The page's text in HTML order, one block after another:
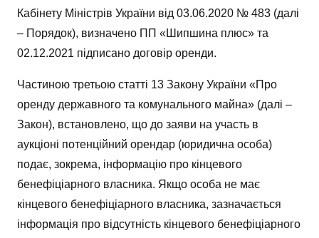
Кабінету Міністрів України від 03.06.2020 № 483 (далі
– Порядок), визначено ПП «Шипшина плюс» та
02.12.2021 підписано договір оренди.
Частиною третьою статті 13 Закону України «Про
оренду державного та комунального майна» (далі –
Закон), встановлено, що до заяви на участь в
аукціоні потенційний орендар (юридична особа)
подає, зокрема, інформацію про кінцевого
бенефіціарного власника. Якщо особа не має
кінцевого бенефіціарного власника, зазначається
інформація про відсутність кінцевого бенефіціарного